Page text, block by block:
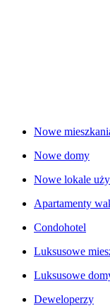
Nowe
Nowe domy
Nowe lokale
Apartamenty
Condohotel
Luksusowe
Luksusowe
Deweloperzy